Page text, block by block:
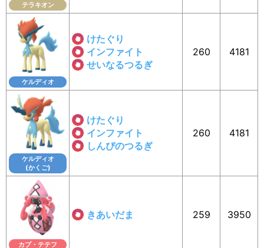
テラキオン
ケルディオ
けたぐり
インファイト
せいなるつるぎ
260 4181
ケルディオ
(かくご)
けたぐり
インファイト
しんぴのつるぎ
260 4181
カプ・テテフ
きあいだま 259 3950